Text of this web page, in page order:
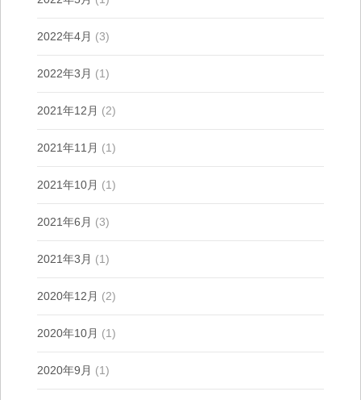
2022年4月 (3)
2022年3月 (1)
2021年12月 (2)
2021年11月 (1)
2021年10月 (1)
2021年6月 (3)
2021年3月 (1)
2020年12月 (2)
2020年10月 (1)
2020年9月 (1)